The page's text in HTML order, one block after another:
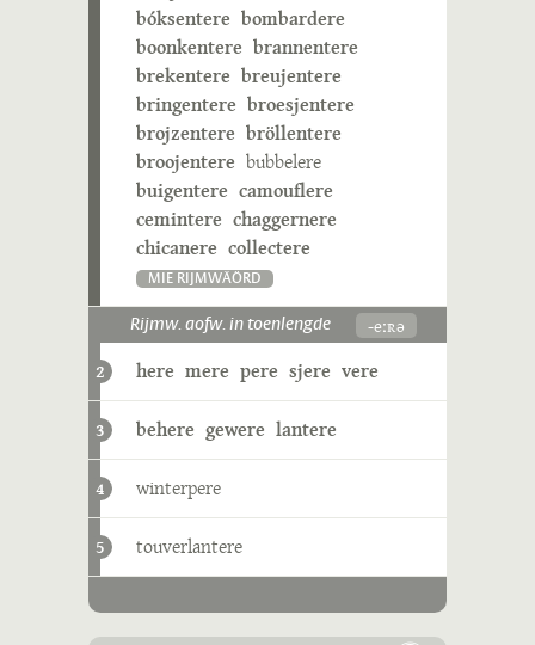
bóksentere bombardere
boonkentere brannentere
brekentere breujentere
bringentere broesjentere
brojzentere bröllentere
broojentere bubbelere
buigentere camouflere
cemintere chaggernere
chicanere collectere
MIE RIJMWÄÖRD
Rijmw. aofw. in toenlengde -eːʀə
2 here mere pere sjere vere
3 behere gewere lantere
4 winterpere
5 touverlantere